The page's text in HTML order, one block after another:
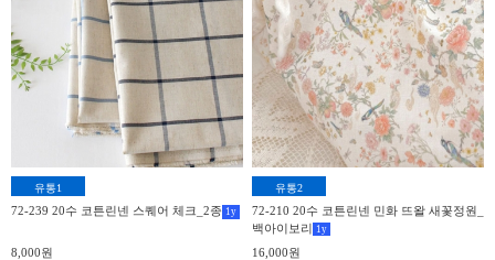
유통1
72-239 20수 코튼린넨 스퀘어 체크_2종 1 y
8,000원
유통2
72-210 20수 코튼린넨 민화 뜨왈 새꽃정원_
백아이보리 1 y
16,000원